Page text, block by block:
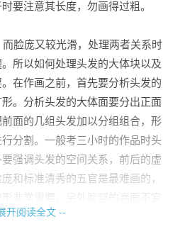
要注意其长度，勿画得过粗。
脸庞又较光滑，处理两者关系时
所以如何处理头发的大体块以及
在作画之前，首先要分析头发的
。分析头发的大体面要分出正面
面的几组头发加以分组组合，形
分割。一般考三小时的作品时头
强调头发的空间关系，前后的虚
和标准清秀的五官是最难画的，
往往会导致画面上脸部肌肉扭
开阅读全文 --